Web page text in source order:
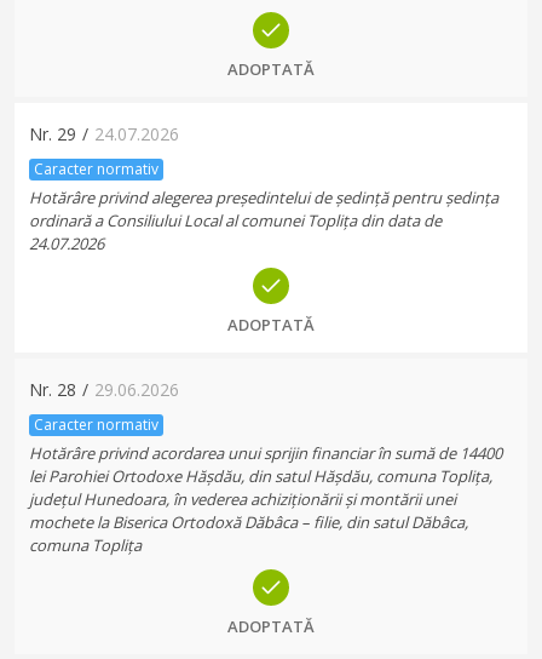
ADOPTATĂ
Nr. 29 / 24.07.2026
Caracter normativ
Hotărâre privind alegerea președintelui de ședință pentru ședința
ordinară a Consiliului Local al comunei Toplița din data de
24.07.2026
ADOPTATĂ
Nr. 28 / 29.06.2026
Caracter normativ
Hotărâre privind acordarea unui sprijin financiar în sumă de 14400
lei Parohiei Ortodoxe Hășdău, din satul Hășdău, comuna Toplița,
județul Hunedoara, în vederea achiziționării și montării unei
mochete la Biserica Ortodoxă Dăbâca – filie, din satul Dăbâca,
comuna Toplița
ADOPTATĂ